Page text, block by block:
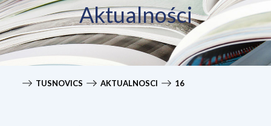
Aktualności
TUSNOVICS AKTUALNOSCI 16